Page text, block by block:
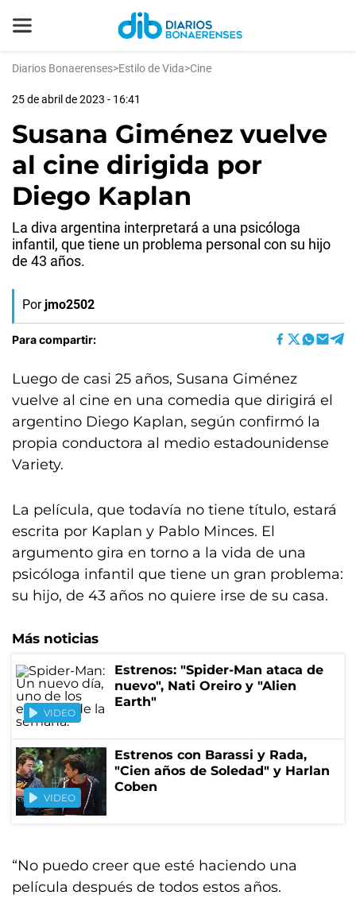
Diarios Bonaerenses>Estilo de Vida>Cine
25 de abril de 2023 - 16:41
Susana Giménez vuelve
al cine dirigida por
Diego Kaplan
La diva argentina interpretará a una psicóloga
infantil, que tiene un problema personal con su hijo
de 43 años.
Por jmo2502
Para compartir:
Luego de casi 25 años, Susana Giménez
vuelve al cine en una comedia que dirigirá el
argentino Diego Kaplan, según confirmó la
propia conductora al medio estadounidense
Variety.
La película, que todavía no tiene título, estará
escrita por Kaplan y Pablo Minces. El
argumento gira en torno a la vida de una
psicóloga infantil que tiene un gran problema:
su hijo, de 43 años no quiere irse de su casa.
Más noticias
VIDEO
Estrenos: "Spider-Man ataca de
nuevo", Nati Oreiro y "Alien
Earth"
VIDEO
Estrenos con Barassi y Rada,
"Cien años de Soledad" y Harlan
Coben
“No puedo creer que esté haciendo una
película después de todos estos años.